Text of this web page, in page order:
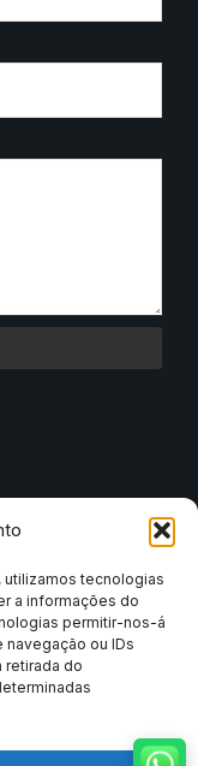
utilizamos tecnologias
a informações do
permitir-nos-á
ou IDs
retirada do